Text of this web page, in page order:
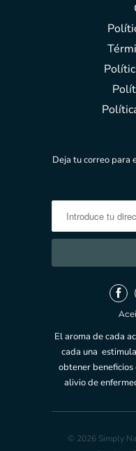
Deja tu correo para
El aroma de cada
cada una
obtener beneficios
alivio de
© 2026 Simply